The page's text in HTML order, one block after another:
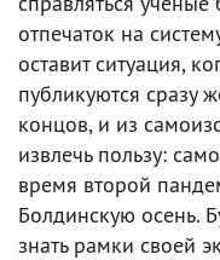
отпечаток на
оставит ситуация,
публикуются сразу
концов, и из
извлечь пользу:
время второй
Болдинскую осень.
знать рамки своей